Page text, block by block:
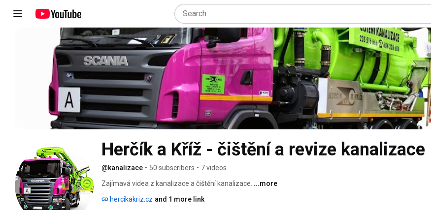
Herčík a Kříž - čištění a revize kanalizace
@kanalizace • 50 subscribers • 7 videos
Zajímavá videa z kanalizace a čištění kanalizace. ...more
hercikakriz.cz and 1 more link